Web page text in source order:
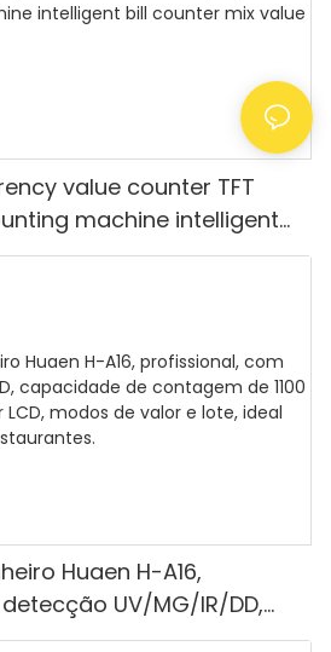
value counter TFT
machine intelligent
counting
Huaen H-A16,
UV/MG/IR/DD,
de 1100 euros por